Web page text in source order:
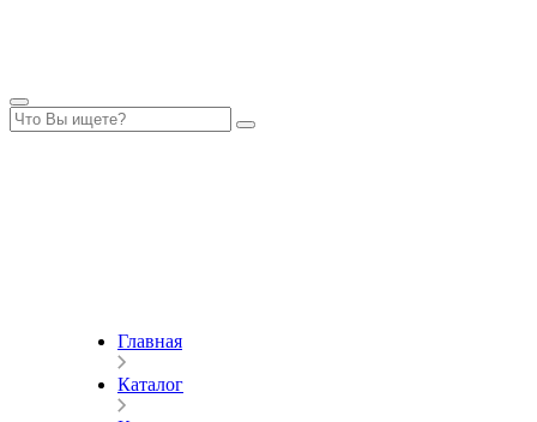
Главная
Каталог